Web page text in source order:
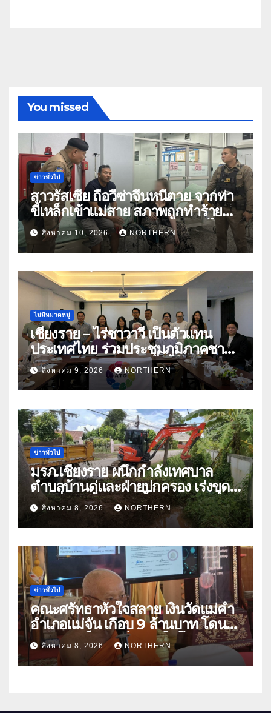
You missed
ข่าวทั่วไป
สาวรัสเซีย ถือวีซ่าจีนหนีตาย จากท่า
ขี้เหล็กเข้าแม่สาย สภาพถูกทำร้าย
ร่างกาย ร้องขอกลับประเทศหลังไป
ทำงานในจีน-เมียนมา
สิงหาคม 10, 2026 NORTHERN
ไม่มีหมวดหมู่
เชียงราย – ไร่ชาวาวี เป็นตัวแทน
ประเทศไทย ร่วมประชุมภูมิภาคชา
อาเซียน ATO 2026 ที่อินโดนีเซีย
หารืออนาคตอุตสาหกรรมชา
ท่ามกลางความท้าทายโลก
สิงหาคม 9, 2026 NORTHERN
ข่าวทั่วไป
มรภ.เชียงราย ผนึกกำลังเทศบาล
ตำบลบ้านดู่และฝ่ายปกครอง เร่งขุด
ลอกสิ่งกีดขวางทางน้ำ ป้องกันและลด
ปัญหาน้ำท่วม
สิงหาคม 8, 2026 NORTHERN
ข่าวทั่วไป
คณะศรัทธาหัวใจสลาย เงินวัดแม่คำ
อำเภอแม่จัน เกือบ 9 ล้านบาท โดน
แก๊งคอลเซ็นเตอร์หลอกให้โอนข้าม
ปีกว่า 66 บัญชี
สิงหาคม 8, 2026 NORTHERN